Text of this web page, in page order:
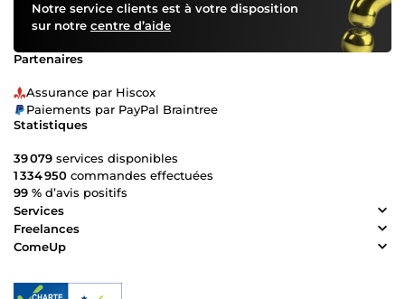
Notre service clients est à votre disposition
sur notre centre d’aide
Partenaires
Assurance par Hiscox
Paiements par PayPal Braintree
Statistiques
39 079 services disponibles
1 334 950 commandes effectuées
99 % d’avis positifs
Services
Freelances
ComeUp